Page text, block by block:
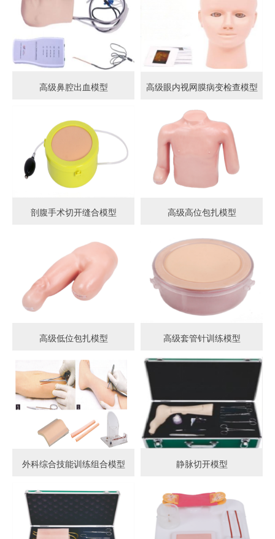
高级鼻腔出血模型 高级眼内视网膜病变检查模型
剖腹手术切开缝合模型 高级高位包扎模型
高级低位包扎模型 高级套管针训练模型
外科综合技能训练组合模型 静脉切开模型